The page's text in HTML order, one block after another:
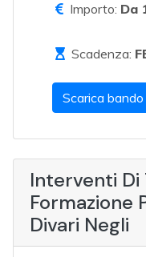
Importo: Da
Scadenza:
Scarica
Interventi Di
Formazione
Divari Negli